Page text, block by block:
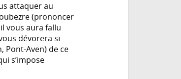
attaquer au
(prononcer
vous aura fallu
dévorera si
Pont-Aven) de ce
s’impose